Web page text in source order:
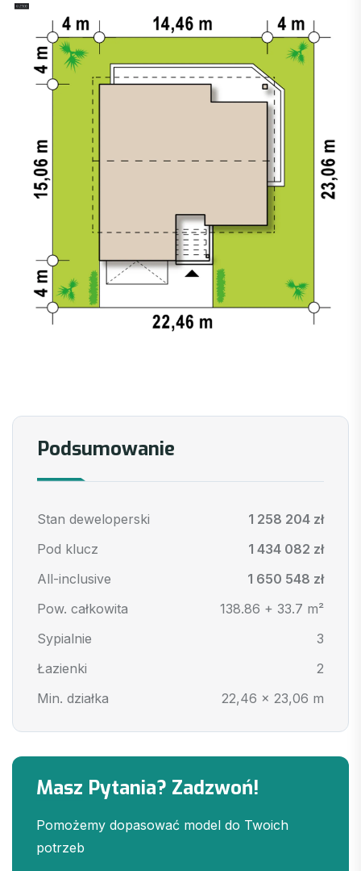
Podsumowanie
Stan deweloperski
1 258 204 zł
Pod klucz
1 434 082 zł
All-inclusive
1 650 548 zł
Pow. całkowita
138.86 + 33.7 m²
Sypialnie
3
Łazienki
2
Min. działka
22,46 x 23,06 m
Masz Pytania? Zadzwoń!
Pomożemy dopasować model do Twoich
potrzeb